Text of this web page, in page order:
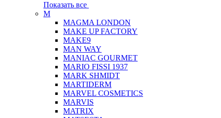
Показать все
M
MAGMA LONDON
MAKE UP FACTORY
MAKE9
MAN WAY
MANIAC GOURMET
MARIO FISSI 1937
MARK SHMIDT
MARTIDERM
MARVEL COSMETICS
MARVIS
MATRIX